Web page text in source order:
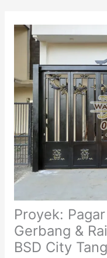
Proyek:
Gerbang &
BSD City